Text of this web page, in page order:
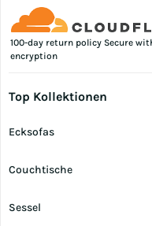
100-day return policy Secure
encryption
Top Kollektionen
Ecksofas
Couchtische
Sessel